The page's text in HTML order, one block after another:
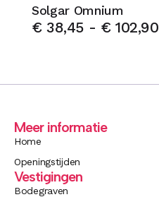
Solgar Omnium
€38,45 - €102,90
Meer informatie
Home
Openingstijden
Vestigingen
Bodegraven